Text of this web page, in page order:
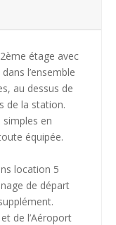
étage avec
l’ensemble
au dessus de
de la station.
en
équipée.
location 5
de départ
de l’Aéroport